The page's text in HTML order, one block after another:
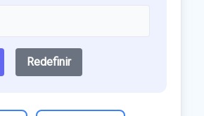
Redefinir